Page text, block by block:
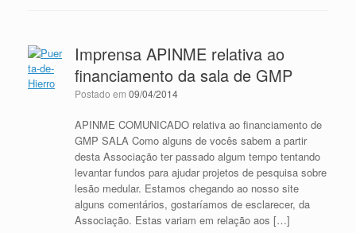
Imprensa APINME relativa ao
financiamento da sala de GMP
Postado em 09/04/2014
APINME COMUNICADO relativa ao financiamento de
GMP SALA Como alguns de vocês sabem a partir
desta Associação ter passado algum tempo tentando
levantar fundos para ajudar projetos de pesquisa sobre
lesão medular. Estamos chegando ao nosso site
alguns comentários, gostaríamos de esclarecer, da
Associação. Estas variam em relação aos […]